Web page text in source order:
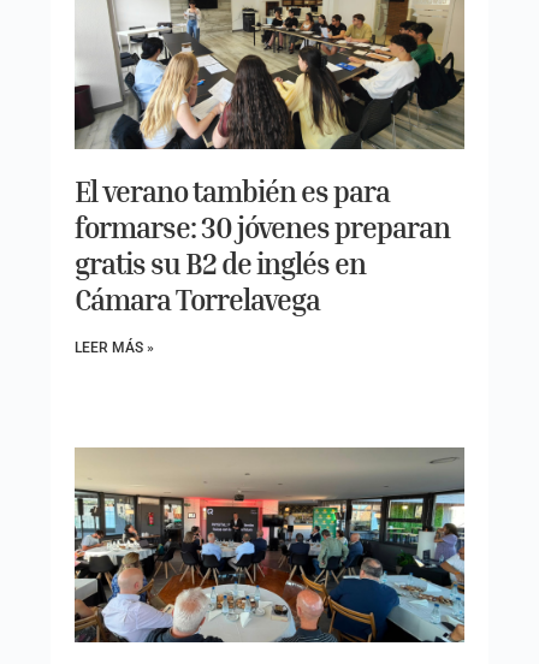
El verano también es para
formarse: 30 jóvenes preparan
gratis su B2 de inglés en
Cámara Torrelavega
LEER MÁS »